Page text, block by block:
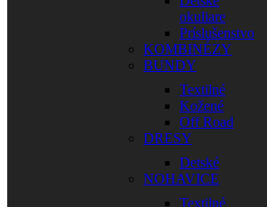
okuliare
Príslušenstvo
KOMBINÉZY
BUNDY
Textilné
Kožené
Off Road
DRESY
Detské
NOHAVICE
Textilné